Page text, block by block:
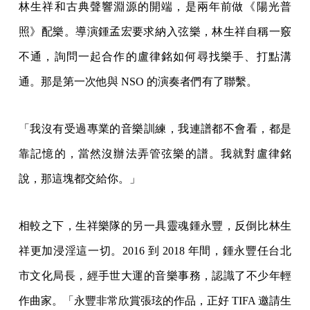
林生祥和古典聲響淵源的開端，是兩年前做《陽光普
照》配樂。導演鍾孟宏要求納入弦樂，林生祥自稱一竅
不通，詢問一起合作的盧律銘如何尋找樂手、打點溝
通。那是第一次他與 NSO 的演奏者們有了聯繫。
「我沒有受過專業的音樂訓練，我連譜都不會看，都是
靠記憶的，當然沒辦法弄管弦樂的譜。我就對盧律銘
說，那這塊都交給你。」
相較之下，生祥樂隊的另一具靈魂鍾永豐，反倒比林生
祥更加浸淫這一切。2016 到 2018 年間，鍾永豐任台北
市文化局長，經手世大運的音樂事務，認識了不少年輕
作曲家。「永豐非常欣賞張玹的作品，正好 TIFA 邀請生